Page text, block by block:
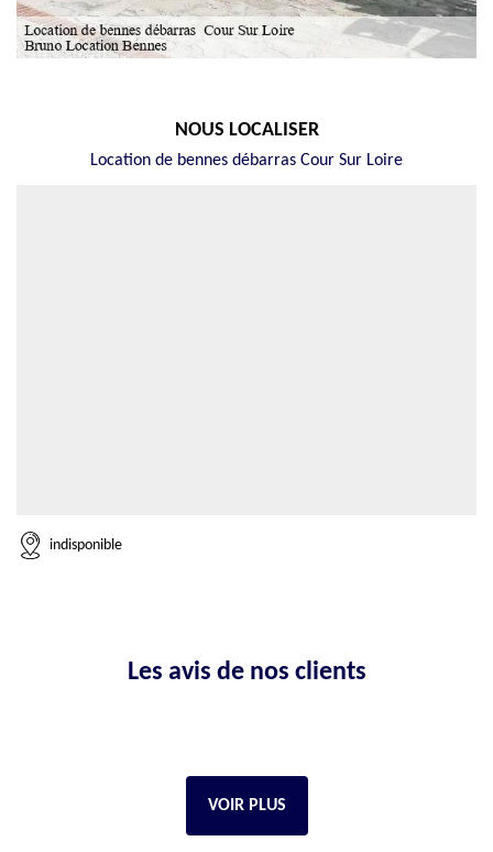
NOUS LOCALISER
Location de bennes débarras Cour Sur Loire
indisponible
Les avis de nos clients
VOIR PLUS